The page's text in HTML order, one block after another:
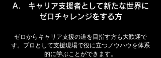
A. キャリア支援者として新たな世界に
ゼロチャレンジをする方
ゼロからキャリア支援の道を目指す方も大歓迎で
す。プロとして支援現場で役に立つノウハウを体系
的に学ぶことができます。